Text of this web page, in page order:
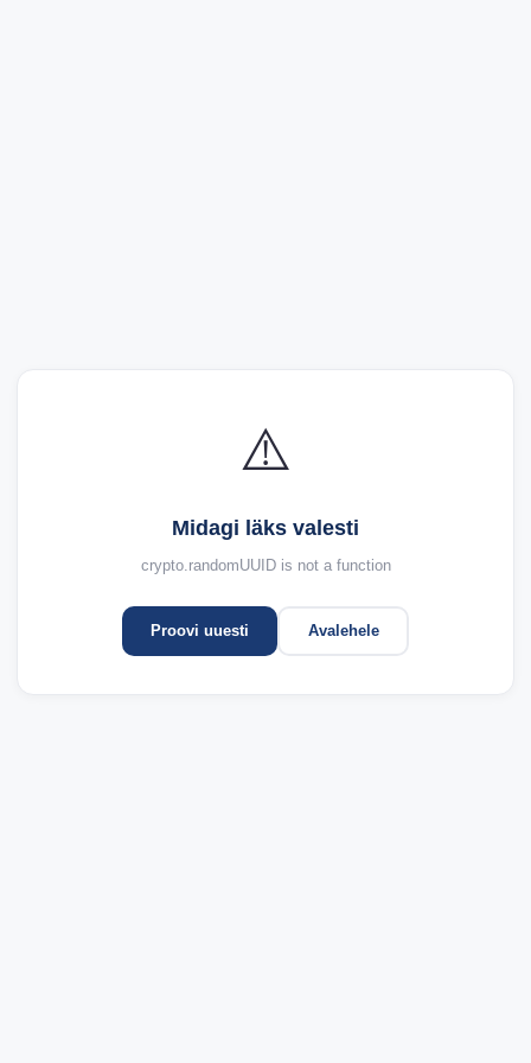
⚠️
Midagi läks valesti
crypto.randomUUID is not a function
Proovi uuesti Avalehele